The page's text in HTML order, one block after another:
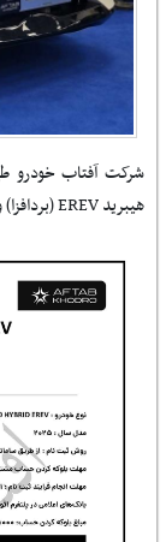
هیبرید EREV (بردافزا) ویژه متقاضیان پلتفرم اتونوین را اعلام کرد.